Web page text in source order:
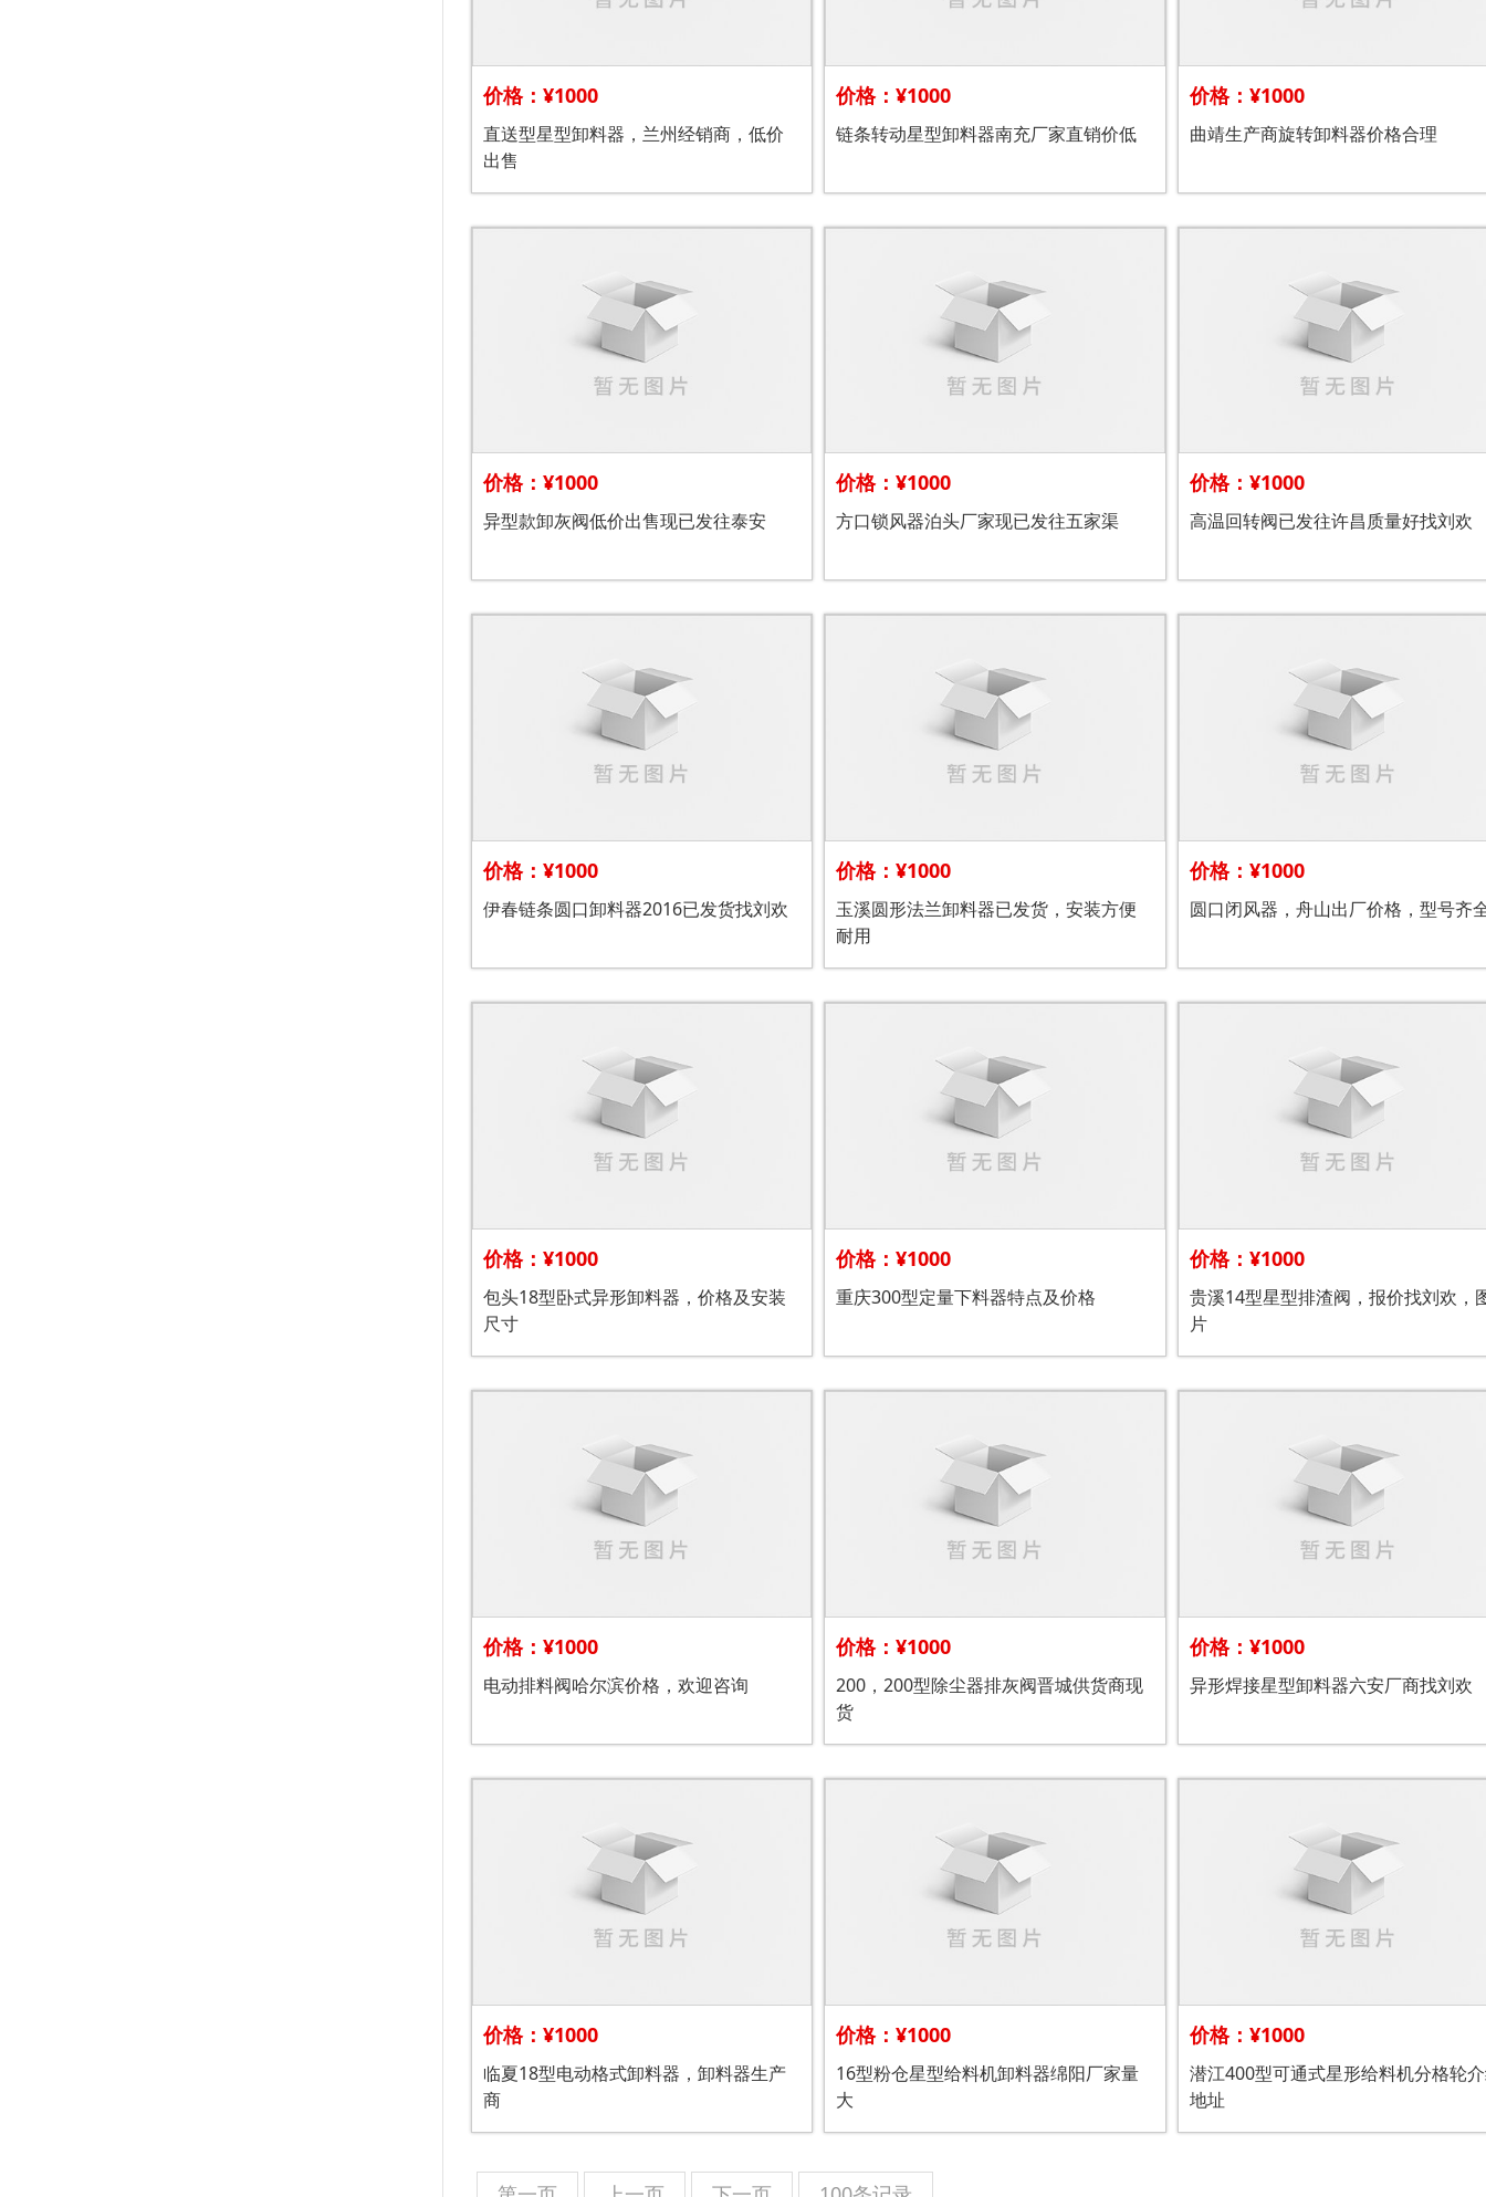
价格：¥1000
直送型星型卸料器，兰州经销商，低价
出售
价格：¥1000
链条转动星型卸料器南充厂家直销价低
价格：¥1000
曲靖生产商旋转卸料器价格合理
价格：¥1000
异型款卸灰阀低价出售现已发往泰安
价格：¥1000
方口锁风器泊头厂家现已发往五家渠
价格：¥1000
高温回转阀已发往许昌质量好找刘欢
价格：¥1000
伊春链条圆口卸料器2016已发货找刘欢
价格：¥1000
玉溪圆形法兰卸料器已发货，安装方便
耐用
价格：¥1000
圆口闭风器，舟山出厂价格，型号齐
价格：¥1000
包头18型卧式异形卸料器，价格及安装
尺寸
价格：¥1000
重庆300型定量下料器特点及价格
价格：¥1000
贵溪14型星型排渣阀，报价找刘欢，
片
价格：¥1000
电动排料阀哈尔滨价格，欢迎咨询
价格：¥1000
200，200型除尘器排灰阀晋城供货商现
货
价格：¥1000
异形焊接星型卸料器六安厂商找刘欢
价格：¥1000
临夏18型电动格式卸料器，卸料器生产
商
价格：¥1000
16型粉仓星型给料机卸料器绵阳厂家量
大
价格：¥1000
潜江400型可通式星形给料机分格轮
地址